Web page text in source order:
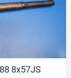
8x57JS